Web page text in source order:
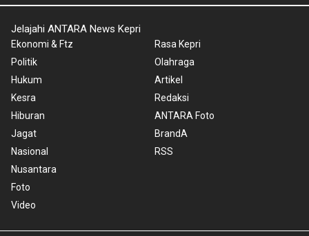
Jelajahi ANTARA News Kepri
Ekonomi & Ftz
Politik
Hukum
Kesra
Hiburan
Jagat
Nasional
Nusantara
Foto
Video
Rasa Kepri
Olahraga
Artikel
Redaksi
ANTARA Foto
BrandA
RSS